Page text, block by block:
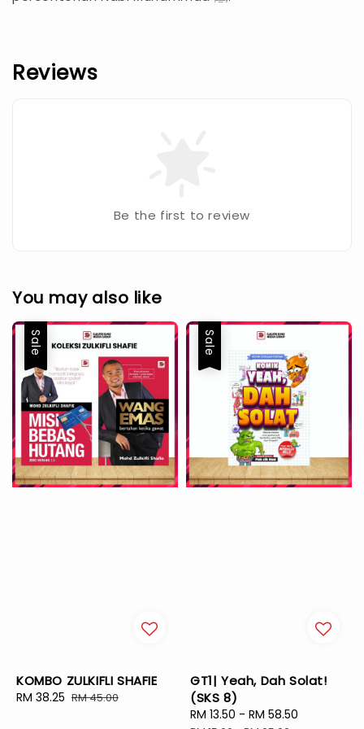
Reviews
Be the first to review
You may also like
Sale
KOMBO ZULKIFLI SHAFIE
Sale
RM 38.25 Regular
RM 45.00
Sale
GT1| Yeah, Dah Solat!
(SKS 8)
Sale
RM 13.50 - RM 58.50